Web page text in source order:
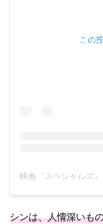
この
シンは、人情深いも